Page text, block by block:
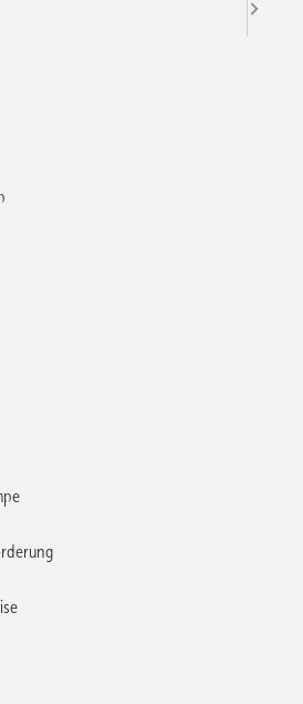
Tipps für solaren Eigenstrom und
Redaktion: Änderungen für
und das anstehende
Fachmediums
für private und gewerbliche Solarkunden.
Photovoltaik, Stromspeicher, elektrische